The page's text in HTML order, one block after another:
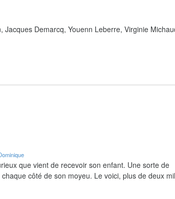
Jacques Demarcq, Youenn Leberre, Virginie
que vient de recevoir son enfant. Une sorte de
côté de son moyeu. Le voici, plus de deux